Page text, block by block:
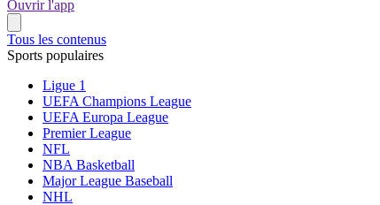
Ouvrir l'app
Tous les contenus
Sports populaires
Ligue 1
UEFA Champions League
UEFA Europa League
Premier League
NFL
NBA Basketball
Major League Baseball
NHL